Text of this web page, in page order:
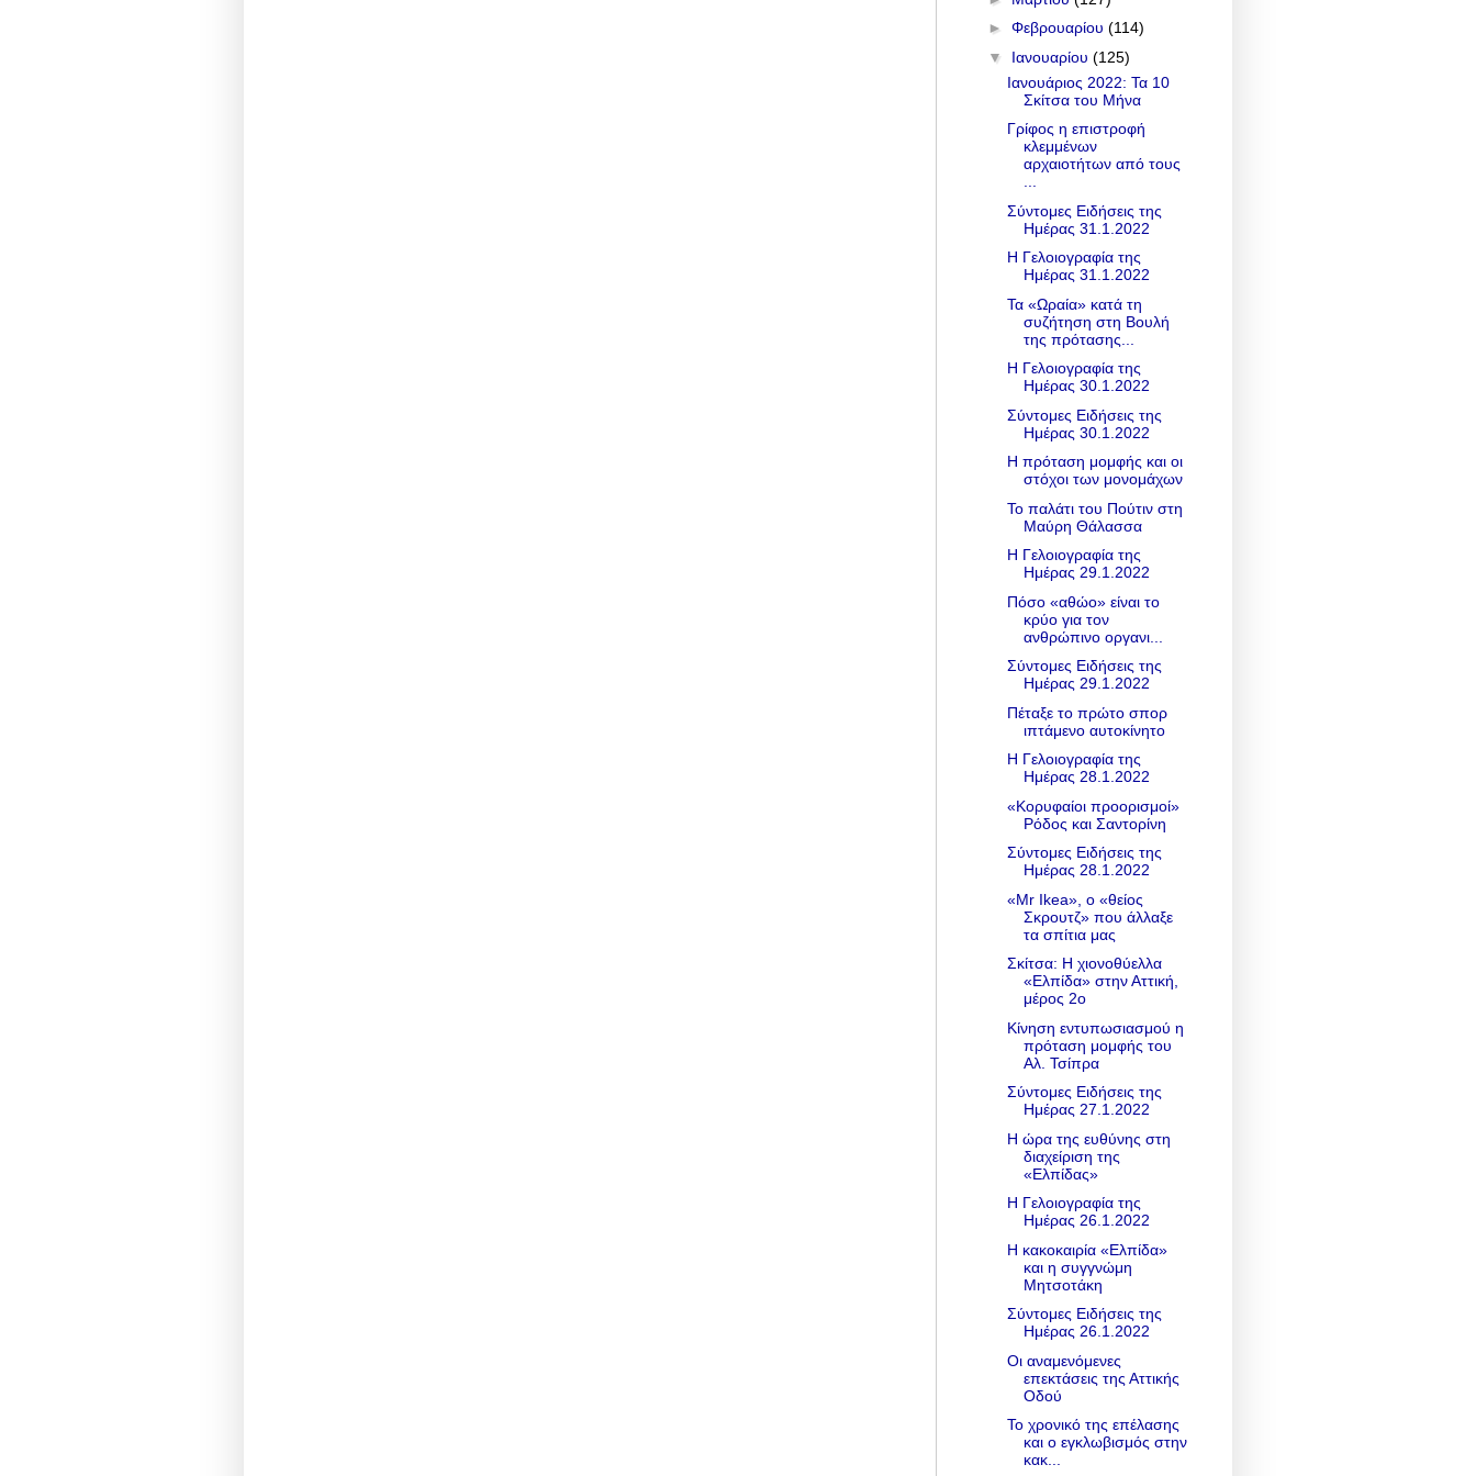
► Φεβρουαρίου (114)
▼ Ιανουαρίου (125)
Ιανουάριος 2022: Τα 10
Σκίτσα του Μήνα
Γρίφος η επιστροφή
κλεμμένων
αρχαιοτήτων από τους
...
Σύντομες Ειδήσεις της
Ημέρας 31.1.2022
Η Γελοιογραφία της
Ημέρας 31.1.2022
Τα «Ωραία» κατά τη
συζήτηση στη Βουλή
της πρότασης...
Η Γελοιογραφία της
Ημέρας 30.1.2022
Σύντομες Ειδήσεις της
Ημέρας 30.1.2022
Η πρόταση μομφής και οι
στόχοι των μονομάχων
Το παλάτι του Πούτιν στη
Μαύρη Θάλασσα
Η Γελοιογραφία της
Ημέρας 29.1.2022
Πόσο «αθώο» είναι το
κρύο για τον
ανθρώπινο οργανι...
Σύντομες Ειδήσεις της
Ημέρας 29.1.2022
Πέταξε το πρώτο σπορ
ιπτάμενο αυτοκίνητο
Η Γελοιογραφία της
Ημέρας 28.1.2022
«Κορυφαίοι προορισμοί»
Ρόδος και Σαντορίνη
Σύντομες Ειδήσεις της
Ημέρας 28.1.2022
«Mr Ikea», ο «θείος
Σκρουτζ» που άλλαξε
τα σπίτια μας
Σκίτσα: Η χιονοθύελλα
«Ελπίδα» στην Αττική,
μέρος 2ο
Κίνηση εντυπωσιασμού η
πρόταση μομφής του
Αλ. Τσίπρα
Σύντομες Ειδήσεις της
Ημέρας 27.1.2022
Η ώρα της ευθύνης στη
διαχείριση της
«Ελπίδας»
Η Γελοιογραφία της
Ημέρας 26.1.2022
Η κακοκαιρία «Ελπίδα»
και η συγγνώμη
Μητσοτάκη
Σύντομες Ειδήσεις της
Ημέρας 26.1.2022
Οι αναμενόμενες
επεκτάσεις της Αττικής
Οδού
Το χρονικό της επέλασης
και ο εγκλωβισμός στην
κακ...